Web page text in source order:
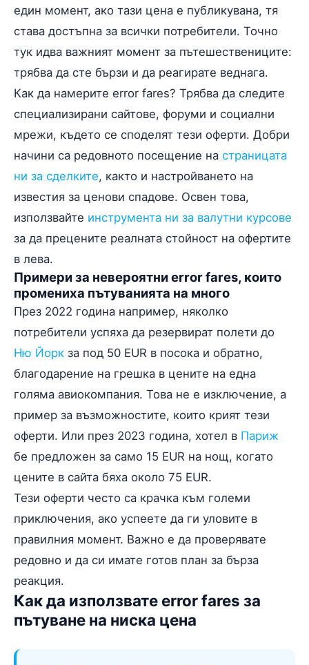
един момент, ако тази цена е публикувана, тя
става достъпна за всички потребители. Точно
тук идва важният момент за пътешествениците:
трябва да сте бързи и да реагирате веднага.
Как да намерите error fares? Трябва да следите
специализирани сайтове, форуми и социални
мрежи, където се споделят тези оферти. Добри
начини са редовното посещение на страницата
ни за сделките, както и настройването на
известия за ценови спадове. Освен това,
използвайте инструмента ни за валутни курсове
за да прецените реалната стойност на офертите
в лева.
Примери за невероятни error fares, които
промениха пътуванията на много
През 2022 година например, няколко
потребители успяха да резервират полети до
Ню Йорк за под 50 EUR в посока и обратно,
благодарение на грешка в цените на една
голяма авиокомпания. Това не е изключение, а
пример за възможностите, които крият тези
оферти. Или през 2023 година, хотел в Париж
бе предложен за само 15 EUR на нощ, когато
цените в сайта бяха около 75 EUR.
Тези оферти често са крачка към големи
приключения, ако успеете да ги уловите в
правилния момент. Важно е да проверявате
редовно и да си имате готов план за бърза
реакция.
Как да използвате error fares за
пътуване на ниска цена